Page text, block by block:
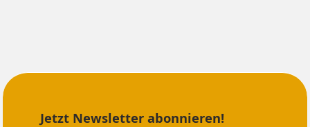
Jetzt Newsletter abonnieren!